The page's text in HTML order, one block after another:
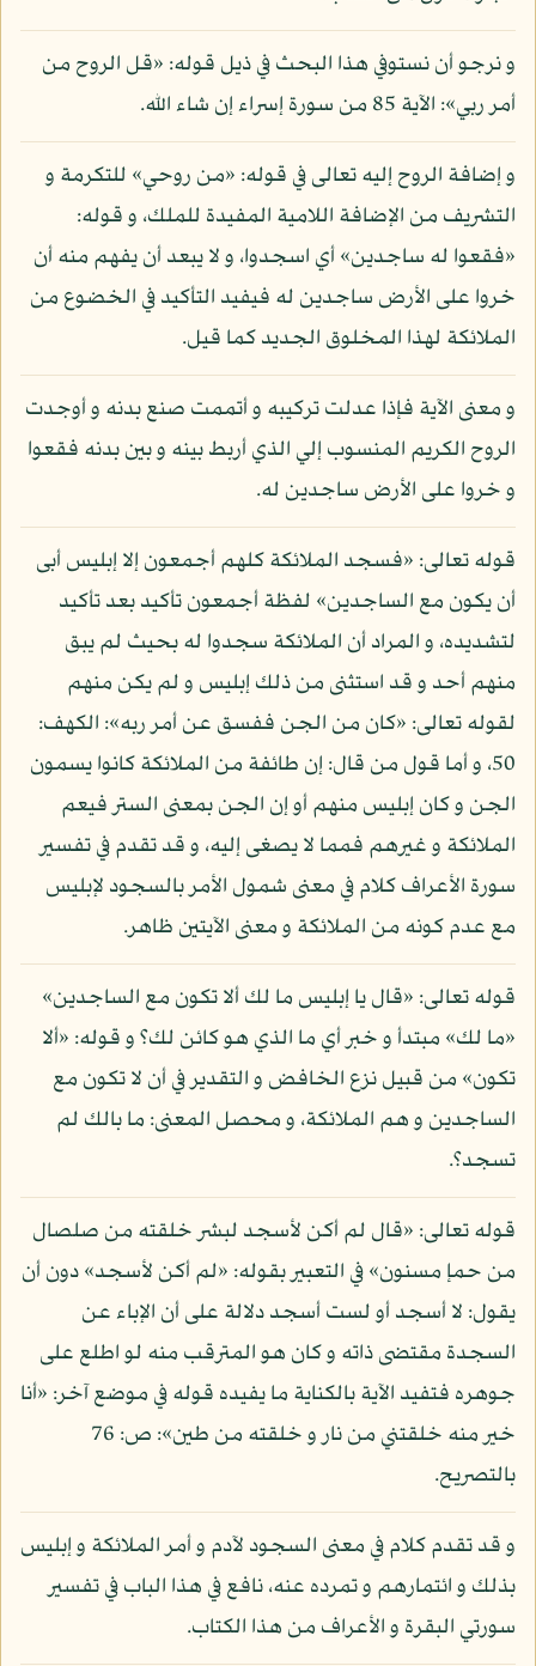
و نرجو أن نستوفي هذا البحث في ذيل قوله: «قل الروح من
أمر ربي»: الآية 85 من سورة إسراء إن شاء الله.
و إضافة الروح إليه تعالى في قوله: «من روحي» للتكرمة و
التشريف من الإضافة اللامية المفيدة للملك، و قوله:
«فقعوا له ساجدين» أي اسجدوا، و لا يبعد أن يفهم منه أن
خروا على الأرض ساجدين له فيفيد التأكيد في الخضوع من
الملائكة لهذا المخلوق الجديد كما قيل.
و معنى الآية فإذا عدلت تركيبه و أتممت صنع بدنه و أوجدت
الروح الكريم المنسوب إلي الذي أربط بينه و بين بدنه فقعوا
و خروا على الأرض ساجدين له.
قوله تعالى: «فسجد الملائكة كلهم أجمعون إلا إبليس أبى
أن يكون مع الساجدين» لفظة أجمعون تأكيد بعد تأكيد
لتشديده، و المراد أن الملائكة سجدوا له بحيث لم يبق
منهم أحد و قد استثنى من ذلك إبليس و لم يكن منهم
لقوله تعالى: «كان من الجن ففسق عن أمر ربه»: الكهف:
50، و أما قول من قال: إن طائفة من الملائكة كانوا يسمون
الجن و كان إبليس منهم أو إن الجن بمعنى الستر فيعم
الملائكة و غيرهم فمما لا يصغى إليه، و قد تقدم في تفسير
سورة الأعراف كلام في معنى شمول الأمر بالسجود لإبليس
مع عدم كونه من الملائكة و معنى الآيتين ظاهر.
قوله تعالى: «قال يا إبليس ما لك ألا تكون مع الساجدين»
«ما لك» مبتدأ و خبر أي ما الذي هو كائن لك؟ و قوله: «ألا
تكون» من قبيل نزع الخافض و التقدير في أن لا تكون مع
الساجدين و هم الملائكة، و محصل المعنى: ما بالك لم
تسجد؟.
قوله تعالى: «قال لم أكن لأسجد لبشر خلقته من صلصال
من حمإ مسنون» في التعبير بقوله: «لم أكن لأسجد» دون أن
يقول: لا أسجد أو لست أسجد دلالة على أن الإباء عن
السجدة مقتضى ذاته و كان هو المترقب منه لو اطلع على
جوهره فتفيد الآية بالكناية ما يفيده قوله في موضع آخر: «أنا
خير منه خلقتني من نار و خلقته من طين»: ص: 76
بالتصريح.
و قد تقدم كلام في معنى السجود لآدم و أمر الملائكة و إبليس
بذلك و ائتمارهم و تمرده عنه، نافع في هذا الباب في تفسير
سورتي البقرة و الأعراف من هذا الكتاب.